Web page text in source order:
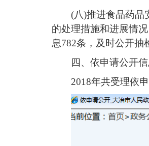
(八)推进食品药品
的处理措施和进展情
息782条，及时公开抽
四、依申请公开
2018年共受理依